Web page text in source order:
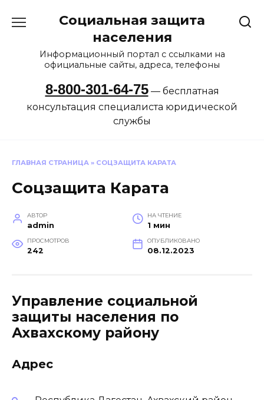
Социальная защита
населения
Информационный портал с ссылками на
официальные сайты, адреса, телефоны
8-800-301-64-75— бесплатная
консультация специалиста юридической
службы
ГЛАВНАЯ СТРАНИЦА » СОЦЗАЩИТА КАРАТА
Соцзащита Карата
АВТОР
admin
НА ЧТЕНИЕ
1 мин
ПРОСМОТРОВ
242
ОПУБЛИКОВАНО
08.12.2023
Управление социальной
защиты населения по
Ахвахскому району
Адрес